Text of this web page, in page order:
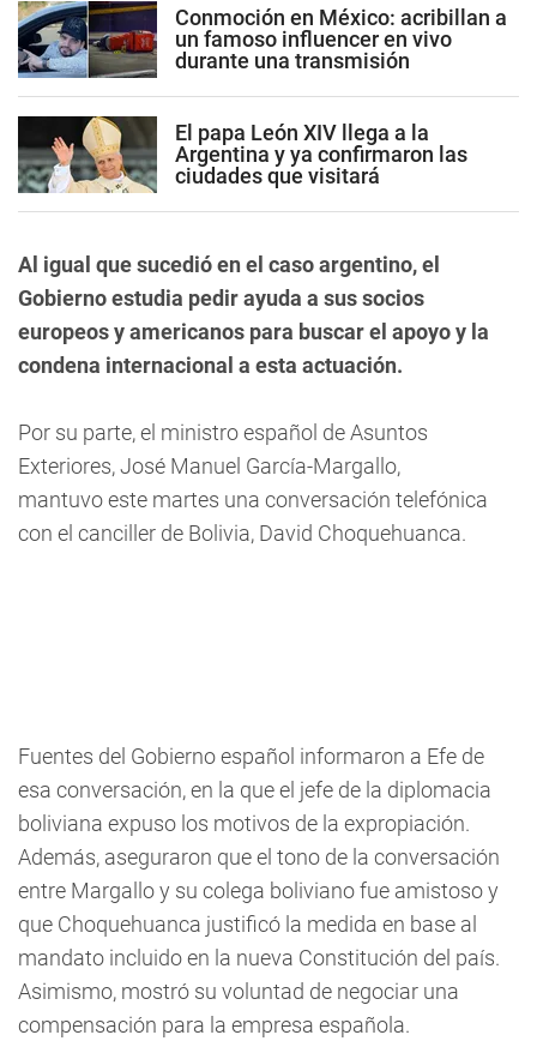
Conmoción en México: acribillan a
un famoso influencer en vivo
durante una transmisión
El papa León XIV llega a la
Argentina y ya confirmaron las
ciudades que visitará
Al igual que sucedió en el caso argentino, el
Gobierno estudia pedir ayuda a sus socios
europeos y americanos para buscar el apoyo y la
condena internacional a esta actuación.
Por su parte, el ministro español de Asuntos
Exteriores, José Manuel García-Margallo,
mantuvo este martes una conversación telefónica
con el canciller de Bolivia, David Choquehuanca.
Fuentes del Gobierno español informaron a Efe de
esa conversación, en la que el jefe de la diplomacia
boliviana expuso los motivos de la expropiación.
Además, aseguraron que el tono de la conversación
entre Margallo y su colega boliviano fue amistoso y
que Choquehuanca justificó la medida en base al
mandato incluido en la nueva Constitución del país.
Asimismo, mostró su voluntad de negociar una
compensación para la empresa española.